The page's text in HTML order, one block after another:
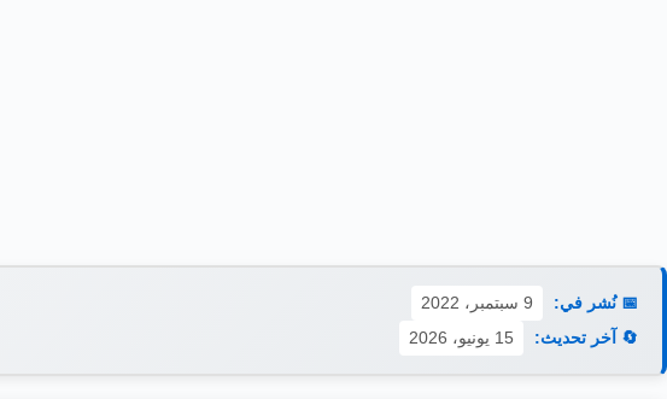
📅 نُشر في:
9 سبتمبر، 2022
🔄 آخر تحديث:
15 يونيو، 2026